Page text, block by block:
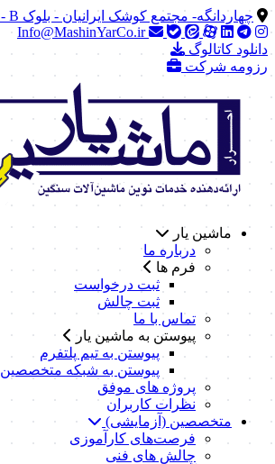
چهاردانگه- مجتمع کوشک ایرانیان - بلوک B - طبقه اول - واحد 5
Info@MashinYarCo.ir
دانلود کاتالوگ
رزومه شرکت
ماشین یار
درباره ما
فرم ها
ثبت درخواست
ثبت چالش
تماس با ما
پیوستن به ماشین یار
پیوستن به تیم پلتفرم
پیوستن به شبکه متخصصین
پروژه های موفق
نظرات کاربران
متخصصین (آزمایشی)
فرصت‌های کارآموزی
چالش های فنی